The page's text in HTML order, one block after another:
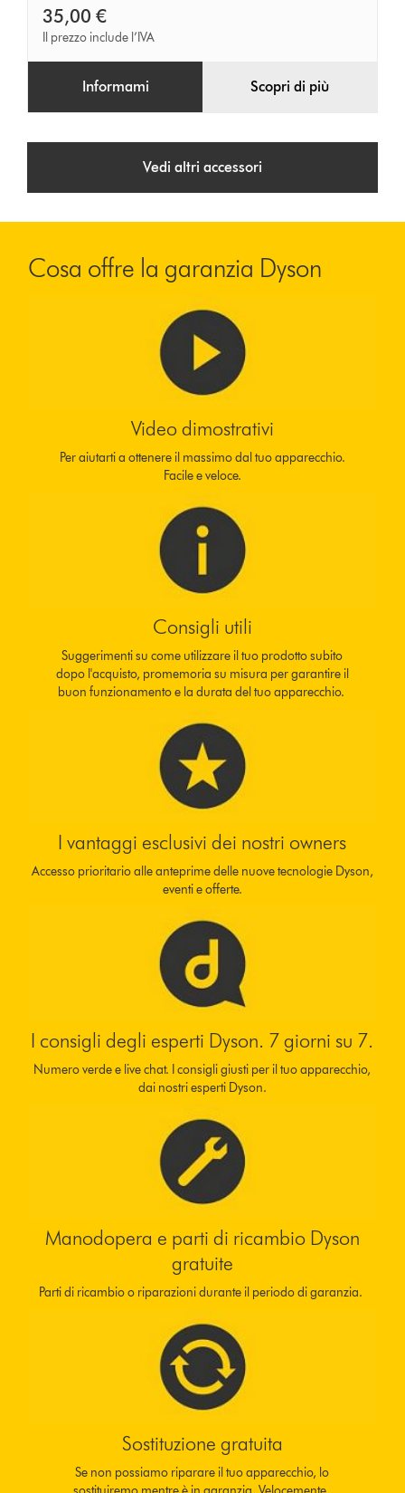
35,00 €
Il prezzo include l’IVA
Informami Scopri di più
Vedi altri accessori
Cosa offre la garanzia Dyson
Video dimostrativi
Per aiutarti a ottenere il massimo dal tuo apparecchio.
Facile e veloce.
Consigli utili
Suggerimenti su come utilizzare il tuo prodotto subito
dopo l'acquisto, promemoria su misura per garantire il
buon funzionamento e la durata del tuo apparecchio.
I vantaggi esclusivi dei nostri owners
Accesso prioritario alle anteprime delle nuove tecnologie Dyson,
eventi e offerte.
I consigli degli esperti Dyson. 7 giorni su 7.
Numero verde e live chat. I consigli giusti per il tuo apparecchio,
dai nostri esperti Dyson.
Manodopera e parti di ricambio Dyson
gratuite
Parti di ricambio o riparazioni durante il periodo di garanzia.
Sostituzione gratuita
Se non possiamo riparare il tuo apparecchio, lo